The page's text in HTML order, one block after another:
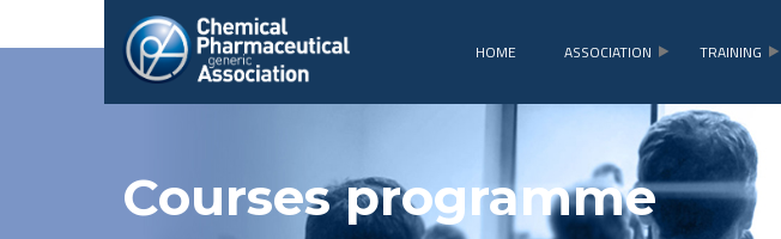
HOME ASSOCIATION TRAINING
Courses programme